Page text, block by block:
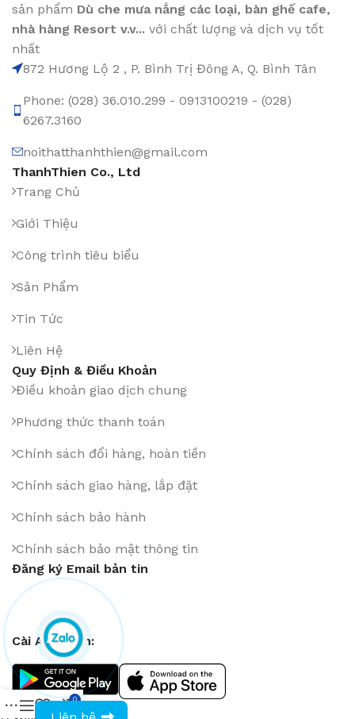
sản phẩm Dù che mưa nắng các loại, bàn ghế cafe,
nhà hàng Resort v.v... với chất lượng và dịch vụ tốt
nhất
872 Hương Lộ 2 , P. Bình Trị Đông A, Q. Bình Tân
Phone: (028) 36.010.299 - 0913100219 - (028)
6267.3160
noithatthanhthien@gmail.com
ThanhThien Co., Ltd
Trang Chủ
Giới Thiệu
Công trình tiêu biểu
Sản Phẩm
Tin Tức
Liên Hệ
Quy Định & Điều Khoản
Điều khoản giao dịch chung
Phương thức thanh toán
Chính sách đổi hàng, hoàn tiền
Chính sách giao hàng, lắp đặt
Chính sách bảo hành
Chính sách bảo mật thông tin
Đăng ký Email bản tin
Cài App trên:
0
0943594386